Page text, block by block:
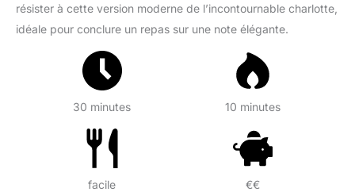
résister à cette version moderne de l’incontournable charlotte,
idéale pour conclure un repas sur une note élégante.
30 minutes 10 minutes
facile €€